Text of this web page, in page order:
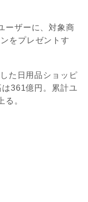
ーザーに、対象商
をプレゼントす
た日用品ショッピ
361億円。累計ユ
。